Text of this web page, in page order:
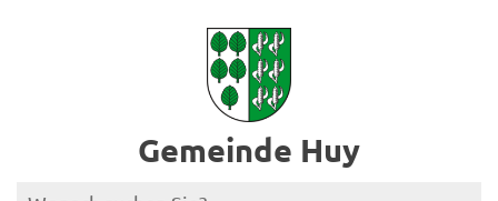
Gemeinde Huy